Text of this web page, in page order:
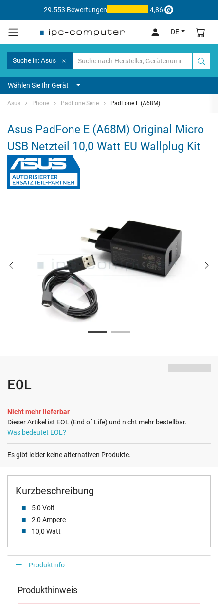
29.553 Bewertungen 4,86
DE
Suche in: Asus
Wählen Sie Ihr Gerät
Asus Phone PadFone Serie PadFone E (A68M)
Asus PadFone E (A68M) Original Micro
USB Netzteil 10,0 Watt EU Wallplug Kit
Kurzbeschreibung
5,0 Volt
2,0 Ampere
10,0 Watt
EOL
Nicht mehr lieferbar
Dieser Artikel ist EOL (End of Life) und nicht mehr bestellbar.
Was bedeutet EOL?
Es gibt leider keine alternativen Produkte.
Produktinfo
Produkthinweis